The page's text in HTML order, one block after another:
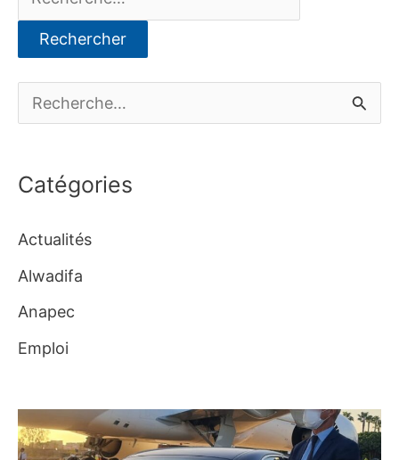
e
h
h
e
:
Catégories
Actualités
Alwadifa
Anapec
Emploi